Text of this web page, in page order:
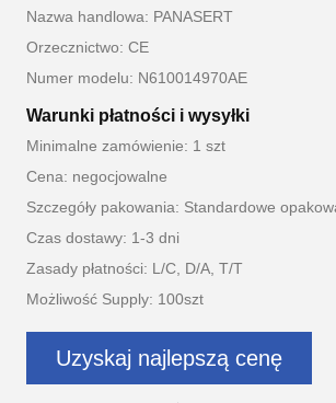
Nazwa handlowa: PANASERT
Orzecznictwo: CE
Numer modelu: N610014970AE
Warunki płatności i wysyłki
Minimalne zamówienie: 1 szt
Cena: negocjowalne
Szczegóły pakowania: Standardowe
Czas dostawy: 1-3 dni
Zasady płatności: L/C, D/A, T/T
Możliwość Supply: 100szt
Uzyskaj najlepszą cenę